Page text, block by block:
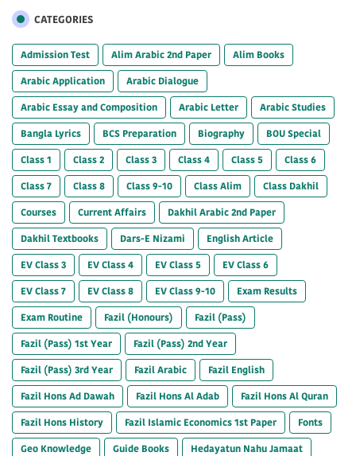
CATEGORIES
Admission Test Alim Arabic 2nd Paper
Alim Books
Arabic Application
Arabic Dialogue
Arabic Essay and Composition
Arabic Letter
Arabic Studies
Bangla Lyrics
BCS Preparation Biography
BOU Special
Class 1
Class 2 Class 3 Class 4 Class 5
Class 6
Class 7
Class 8 Class 9-10 Class Alim
Class Dakhil
Courses
Current Affairs
Dakhil Arabic 2nd Paper
Dakhil Textbooks
Dars-E Nizami
English Article
EV Class 3
EV Class 4 EV Class 5
EV Class 6
EV Class 7
EV Class 8 EV Class 9-10
Exam Results
Exam Routine
Fazil (Honours)
Fazil (Pass)
Fazil (Pass) 1st Year
Fazil (Pass) 2nd Year
Fazil (Pass) 3rd Year
Fazil Arabic
Fazil English
Fazil Hons Ad Dawah
Fazil Hons Al Adab
Fazil Hons Al Quran
Fazil Hons History
Fazil Islamic Economics 1st Paper
Fonts
Geo Knowledge
Guide Books
Hedayatun Nahu Jamaat